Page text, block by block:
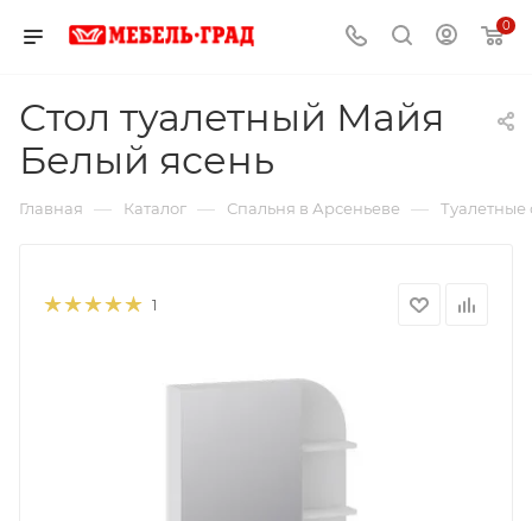
0
Стол туалетный Майя
Белый ясень
Главная — Каталог — Спальня в Арсеньеве — Туалетные
1